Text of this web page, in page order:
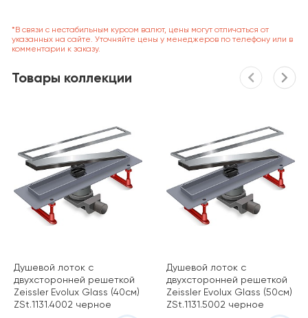
*В связи с нестабильным курсом валют, цены могут отличаться от
указанных на сайте. Уточняйте цены у менеджеров по телефону или в
комментарии к заказу.
Товары коллекции
Душевой лоток с
двухсторонней решеткой
Zeissler Evolux Glass (40см)
ZSt.1131.4002 черное
Душевой лоток с
двухсторонней решеткой
Zeissler Evolux Glass (50см)
ZSt.1131.5002 черное